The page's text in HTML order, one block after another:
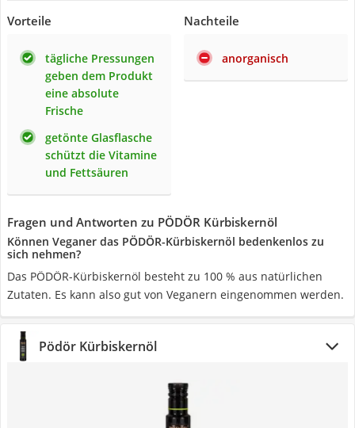
Vorteile
tägliche Pressungen
geben dem Produkt
eine absolute
Frische
getönte Glasflasche
schützt die Vitamine
und Fettsäuren
Nachteile
anorganisch
Fragen und Antworten zu PÖDÖR Kürbiskernöl
Können Veganer das PÖDÖR-Kürbiskernöl bedenkenlos zu
sich nehmen?
Das PÖDÖR-Kürbiskernöl besteht zu 100 % aus natürlichen
Zutaten. Es kann also gut von Veganern eingenommen werden.
Pödör Kürbiskernöl